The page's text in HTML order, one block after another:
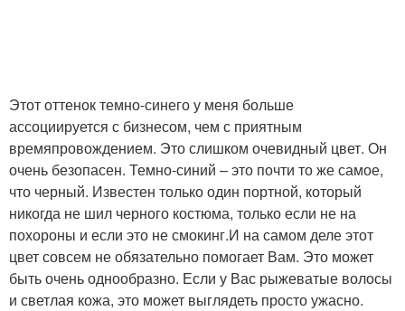
Этот оттенок темно-синего у меня больше
ассоциируется с бизнесом, чем с приятным
времяпровождением. Это слишком очевидный цвет. Он
очень безопасен. Темно-синий – это почти то же самое,
что черный. Известен только один портной, который
никогда не шил черного костюма, только если не на
похороны и если это не смокинг.И на самом деле этот
цвет совсем не обязательно помогает Вам. Это может
быть очень однообразно. Если у Вас рыжеватые волосы
и светлая кожа, это может выглядеть просто ужасно.